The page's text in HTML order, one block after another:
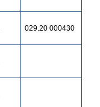
029.20 000430